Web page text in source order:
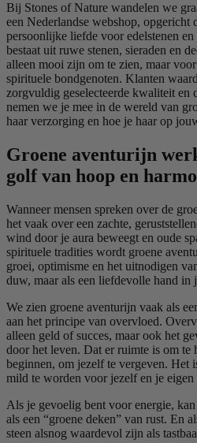
Bij Stones of Nature wandelen we
een Nederlandse webshop, opgericht
persoonlijke liefde voor edelstenen
bestaat uit ruwe stenen, sieraden en
alleen mooi zijn om te zien, maar
spirituele bondgenoten. Klanten
zorgvuldig geselecteerde kwaliteit en
nemen we je mee in de wereld van
haar verzorging en hoe je haar op
Groene aventurijn
golf van hoop en
Wanneer mensen spreken over de
het vaak over een zachte,
wind door je aura beweegt en oude
spirituele tradities wordt groene
groei, optimisme en het uitnodigen
duw, maar als een liefdevolle hand in
We zien groene aventurijn vaak als
aan het principe van overvloed.
alleen geld of succes, maar ook het
door het leven. Dat er ruimte is om te
beginnen, om jezelf te vergeven. Het
mild te worden voor jezelf en je eigen
Als je gevoelig bent voor energie,
als een “groene deken” van rust. En
steen alsnog waardevol zijn als